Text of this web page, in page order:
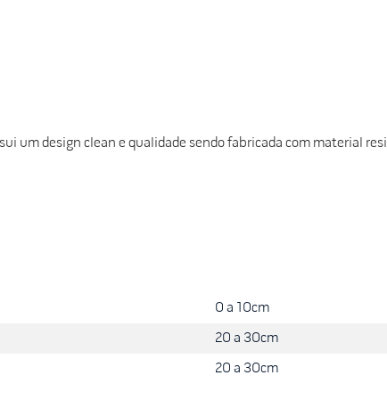
um design clean e qualidade sendo fabricada com material
0 a 10cm
20 a 30cm
20 a 30cm